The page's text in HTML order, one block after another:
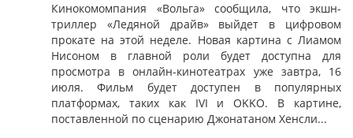
Кинокомомпания «Вольга» сообщила, что экшн-
триллер «Ледяной драйв» выйдет в цифровом
прокате на этой неделе. Новая картина с Лиамом
Нисоном в главной роли будет доступна для
просмотра в онлайн-кинотеатрах уже завтра, 16
июля. Фильм будет доступен в популярных
платформах, таких как IVI и OKKO. В картине,
поставленной по сценарию Джонатаном Хенсли...